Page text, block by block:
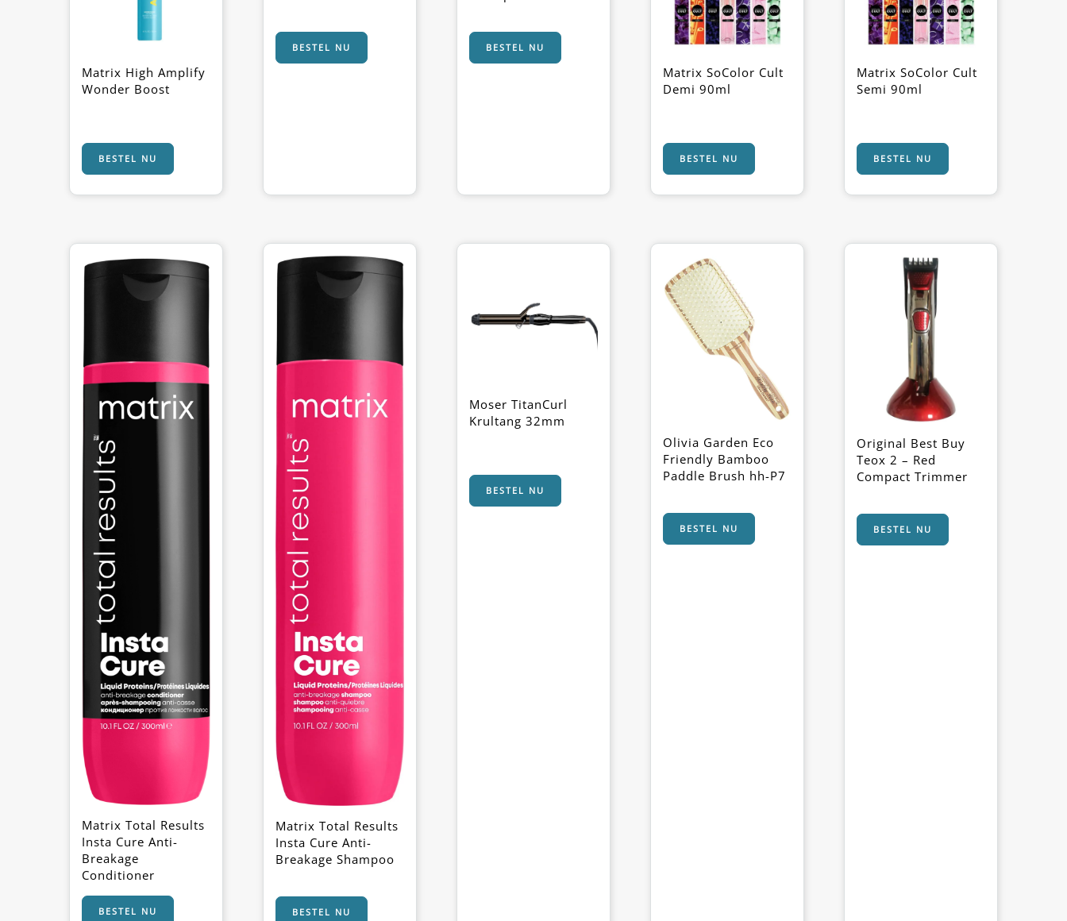
Matrix High Amplify
Wonder Boost
BESTEL NU
BESTEL NU BESTEL NU
Matrix SoColor Cult
Demi 90ml
BESTEL NU
Matrix SoColor Cult
Semi 90ml
BESTEL NU
Matrix Total Results
Insta Cure Anti-
Breakage
Conditioner
BESTEL NU
Matrix Total Results
Insta Cure Anti-
Breakage Shampoo
BESTEL NU
Moser TitanCurl
Krultang 32mm
BESTEL NU
Olivia Garden Eco
Friendly Bamboo
Paddle Brush hh-P7
BESTEL NU
Original Best Buy
Teox 2 – Red
Compact Trimmer
BESTEL NU